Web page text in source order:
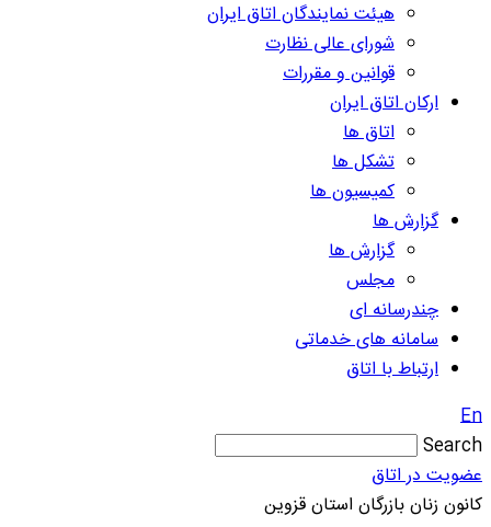
هیئت نمایندگان اتاق ایران
شورای عالی نظارت
قوانین و مقررات
ارکان اتاق ایران
اتاق ها
تشکل ها
کمیسیون ها
گزارش ها
گزارش ها
مجلس
چندرسانه ای
سامانه های خدماتی
ارتباط با اتاق
En
Search
عضویت در اتاق
کانون زنان بازرگان استان قزوین